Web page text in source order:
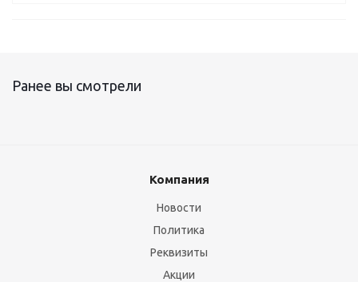
Ранее вы смотрели
Компания
Новости
Политика
Реквизиты
Акции